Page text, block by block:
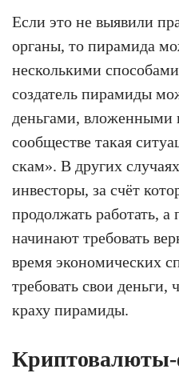
Если это не выявили
органы, то пирамида
несколькими
создатель пирамиды
деньгами, вложенными
сообществе такая
скам». В других
инвесторы, за счёт
продолжать работать,
начинают требовать
время экономических
требовать свои деньги,
краху пирамиды.